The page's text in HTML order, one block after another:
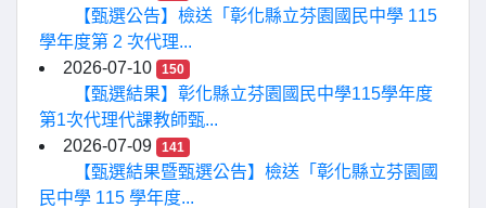
【甄選公告】檢送「彰化縣立芬園國民中學 115
學年度第 2 次代理...
2026-07-10
150
【甄選結果】彰化縣立芬園國民中學115學年度
第1次代理代課教師甄...
2026-07-09
141
【甄選結果暨甄選公告】檢送「彰化縣立芬園國
民中學 115 學年度...